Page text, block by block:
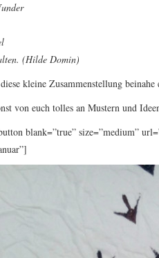
(Hilde Domin)
kleine Zusammenstellung
von euch tolles an Mustern und
blank=”true” size=”medium”